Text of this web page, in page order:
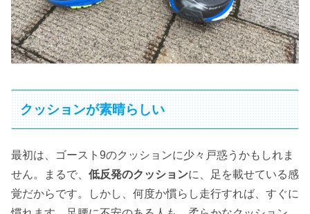
クッションが素晴らしい
最初は、ゴースト9のクッションに少々戸惑うかもしれま
せん。まるで、 低反発のクッションに、足を載せている感
覚だからです。しかし、何度か慣らし走行すれば、すぐに